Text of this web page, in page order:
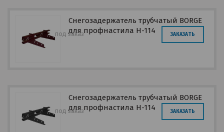
Снегозадержатель трубчатый BORGE
для профнастила Н-114
под заказ ЗАКАЗАТЬ
Снегозадержатель трубчатый BORGE
для профнастила Н-114
под заказ ЗАКАЗАТЬ